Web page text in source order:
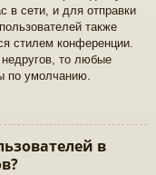
в сети, и для отправки
также
стилем конференции.
то любые
по умолчанию.
в